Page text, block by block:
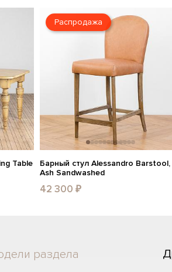
Table
Распродажа
Барный стул Alessandro Barstool,
Ash Sandwashed
42 300 ₽
раздела